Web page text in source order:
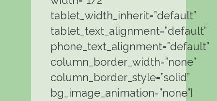
tablet_width_inherit=”default”
tablet_text_alignment=”default”
phone_text_alignment=”default”
column_border_width=”none”
column_border_style=”solid”
bg_image_animation=”none”]